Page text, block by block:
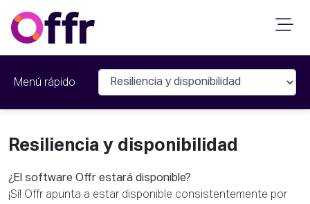
Menú rápido
Resiliencia y disponibilidad
¿El software Offr estará disponible?
¡Sí! Offr apunta a estar disponible consistentemente por